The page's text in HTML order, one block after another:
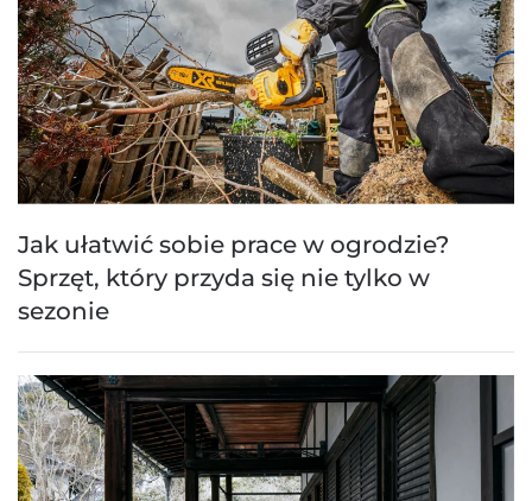
Jak ułatwić sobie prace w ogrodzie?
Sprzęt, który przyda się nie tylko w
sezonie